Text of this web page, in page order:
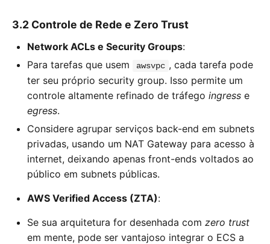
3.2 Controle de Rede e Zero Trust
Network ACLs e Security Groups:
Para tarefas que usem
awsvpc , cada tarefa pode
ter seu próprio security group. Isso permite um
controle altamente refinado de tráfego ingress e
egress.
Considere agrupar serviços back-end em subnets
privadas, usando um NAT Gateway para acesso à
internet, deixando apenas front-ends voltados ao
público em subnets públicas.
AWS Verified Access (ZTA):
Se sua arquitetura for desenhada com zero trust
em mente, pode ser vantajoso integrar o ECS a